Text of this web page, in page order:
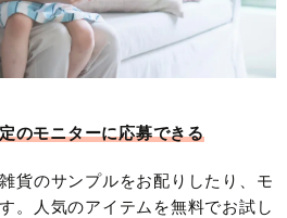
のモニターに応募できる
貨のサンプルをお配りしたり、モ
。人気のアイテムを無料でお試し